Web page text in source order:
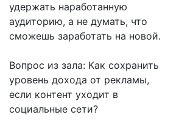
удержать наработанную
аудиторию, а не думать, что
сможешь заработать на новой.
Вопрос из зала: Как сохранить
уровень дохода от рекламы,
если контент уходит в
социальные сети?